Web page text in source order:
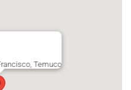
Temuco